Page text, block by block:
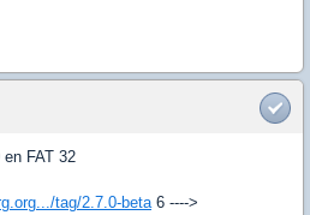
FAT 32
tag/2.7.0-beta6 ---->